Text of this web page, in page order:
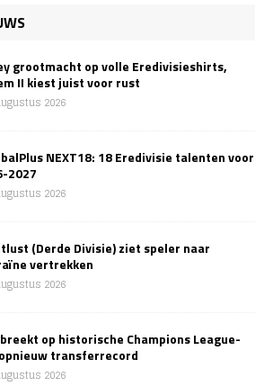
grootmacht op volle Eredivisieshirts,
II kiest juist voor rust
2026
NEXT18: 18 Eredivisie talenten voor
2027
2026
(Derde Divisie) ziet speler naar
vertrekken
2026
breekt op historische Champions League-
transferrecord
2026